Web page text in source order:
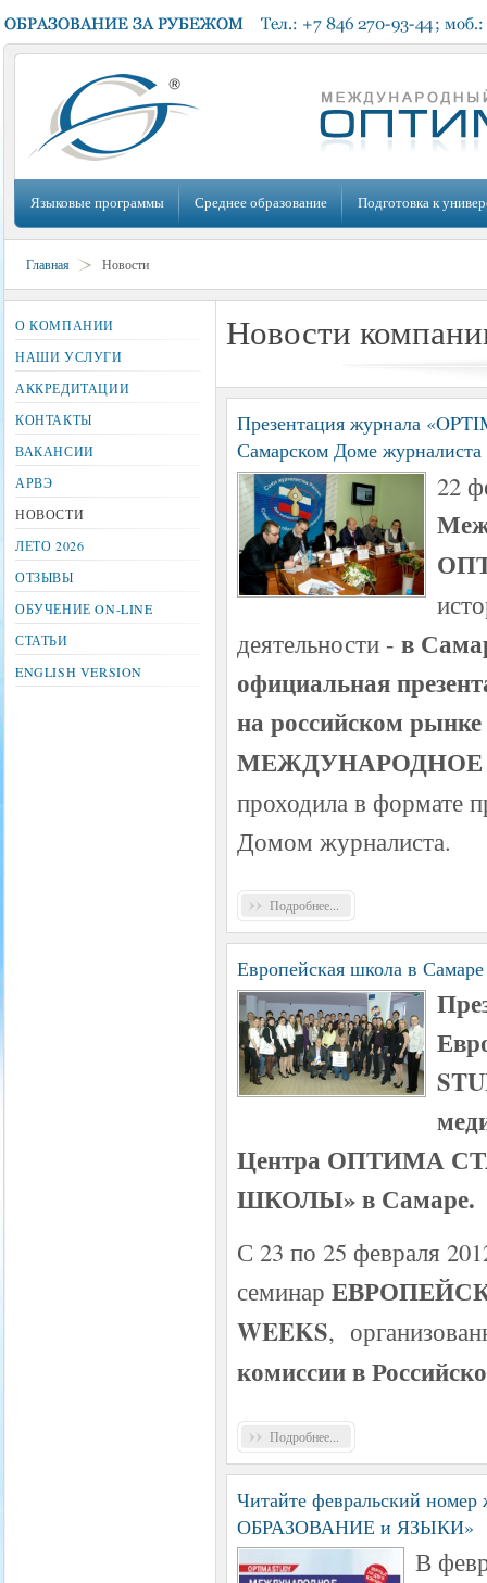
Языковые программы Среднее образование Подготовка к
Главная Новости
Новости
Презентация журнала
Самарском Доме журналиста
22
деятельности - в
официальная
на российском
МЕЖДУНАРОДНОЕ
проходила в формате
Домом журналиста.
Подробнее...
Европейская школа в Самаре
Центра ОПТИМА
ШКОЛЫ» в Самаре.
С 23 по 25 февраля
семинар
WEEKS,
комиссии в
Подробнее...
Читайте февральский
ОБРАЗОВАНИЕ и ЯЗЫКИ»
В
О КОМПАНИИ
НАШИ УСЛУГИ
АККРЕДИТАЦИИ
КОНТАКТЫ
ВАКАНСИИ
АРВЭ
НОВОСТИ
ЛЕТО 2026
ОТЗЫВЫ
ОБУЧЕНИЕ ON-LINE
СТАТЬИ
ENGLISH VERSION